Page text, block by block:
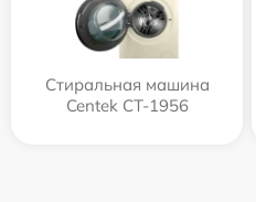
Стиральная машина
Centek CT-1956